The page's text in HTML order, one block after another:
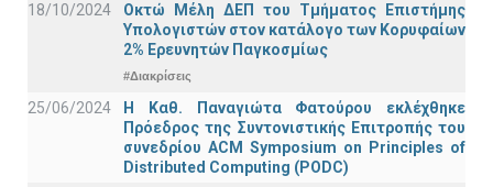
18/10/2024
Οκτώ Μέλη ΔΕΠ του Τμήματος Επιστήμης
Υπολογιστών στον κατάλογο των Κορυφαίων
2% Ερευνητών Παγκοσμίως
#Διακρίσεις
25/06/2024
Η Καθ. Παναγιώτα Φατούρου εκλέχθηκε
Πρόεδρος της Συντονιστικής Επιτροπής του
συνεδρίου ACM Symposium on Principles of
Distributed Computing (PODC)